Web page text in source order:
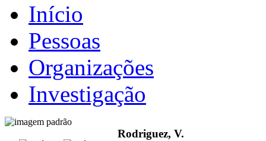
Início
Pessoas
Organizações
Investigação
Rodriguez, V.